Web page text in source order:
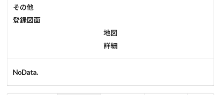
その他
登録図面
地図
詳細
NoData.